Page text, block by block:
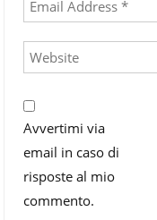
Avvertimi via
email in caso di
risposte al mio
commento.